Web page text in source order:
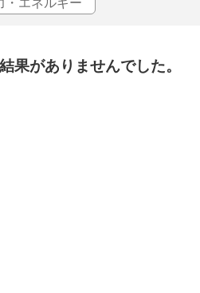
果がありませんでした。